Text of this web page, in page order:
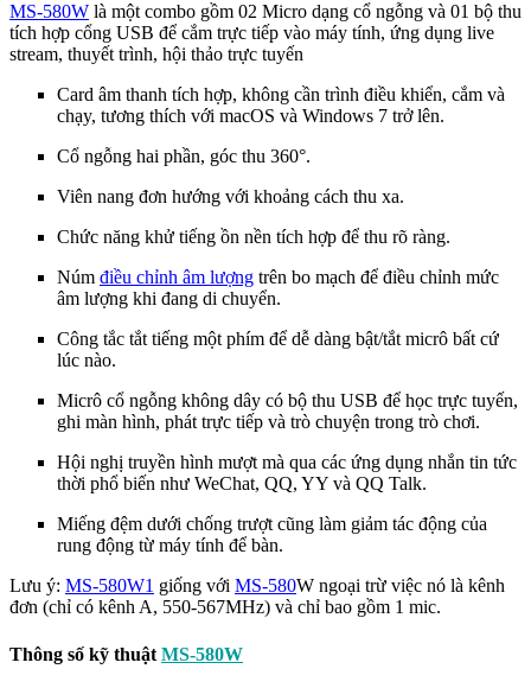
MS-580W là một combo gồm 02 Micro dạng cổ ngỗng và 01 bộ thu
tích hợp cổng USB để cắm trực tiếp vào máy tính, ứng dụng live
stream, thuyết trình, hội thảo trực tuyến
Card âm thanh tích hợp, không cần trình điều khiển, cắm và
chạy, tương thích với macOS và Windows 7 trở lên.
Cổ ngỗng hai phần, góc thu 360°.
Viên nang đơn hướng với khoảng cách thu xa.
Chức năng khử tiếng ồn nền tích hợp để thu rõ ràng.
Núm điều chỉnh âm lượng trên bo mạch để điều chỉnh mức
âm lượng khi đang di chuyển.
Công tắc tắt tiếng một phím để dễ dàng bật/tắt micrô bất cứ
lúc nào.
Micrô cổ ngỗng không dây có bộ thu USB để học trực tuyến,
ghi màn hình, phát trực tiếp và trò chuyện trong trò chơi.
Hội nghị truyền hình mượt mà qua các ứng dụng nhắn tin tức
thời phổ biến như WeChat, QQ, YY và QQ Talk.
Miếng đệm dưới chống trượt cũng làm giảm tác động của
rung động từ máy tính để bàn.
Lưu ý: MS-580W1 giống với MS-580W ngoại trừ việc nó là kênh
đơn (chỉ có kênh A, 550-567MHz) và chỉ bao gồm 1 mic.
Thông số kỹ thuật MS-580W